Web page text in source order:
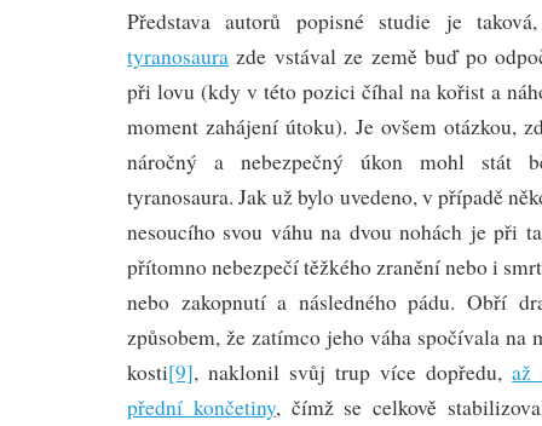
Představa autorů popisné studie je
tyranosaura zde vstával ze země buď po
při lovu (kdy v této pozici číhal na kořist a
moment zahájení útoku). Je ovšem otázkou,
náročný a nebezpečný úkon mohl stát
tyranosaura. Jak už bylo uvedeno, v případě
nesoucího svou váhu na dvou nohách je při
přítomno nebezpečí těžkého zranění nebo i
nebo zakopnutí a následného pádu. Obří
způsobem, že zatímco jeho váha spočívala na
kosti[9], naklonil svůj trup více dopředu,až
přední končetiny, čímž se celkově